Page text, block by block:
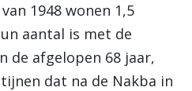
1948 wonen 1,5
aantal is met de
de afgelopen 68 jaar,
dat na de Nakba in